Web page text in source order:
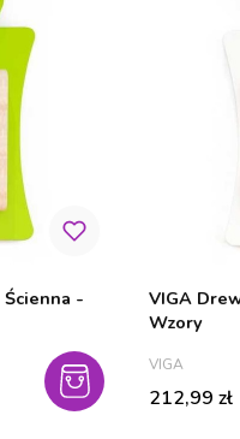
VIGA
Wzory
PRODUCENT
VIGA
Cena
212,99 zł